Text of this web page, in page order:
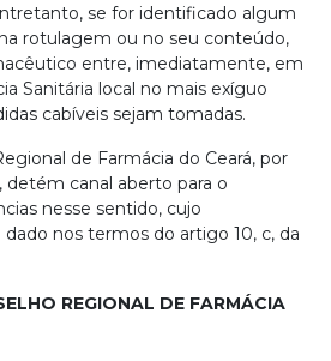
se for identificado algum
rotulagem ou no seu conteúdo,
entre, imediatamente, em
Sanitária local no mais exíguo
cabíveis sejam tomadas.
de Farmácia do Ceará, por
detém canal aberto para o
nesse sentido, cujo
nos termos do artigo 10, c, da
REGIONAL DE FARMÁCIA